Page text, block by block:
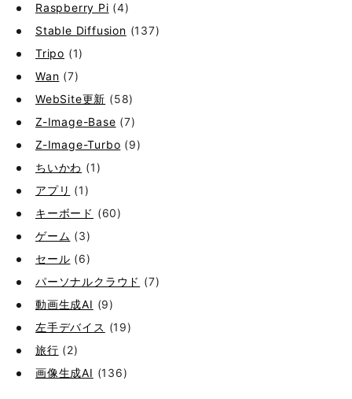
Raspberry Pi (4)
Stable Diffusion (137)
Tripo (1)
Wan (7)
WebSite更新 (58)
Z-Image-Base (7)
Z-Image-Turbo (9)
ちいかわ (1)
アプリ (1)
キーボード (60)
ゲーム (3)
セール (6)
パーソナルクラウド (7)
動画生成AI (9)
左手デバイス (19)
旅行 (2)
画像生成AI (136)